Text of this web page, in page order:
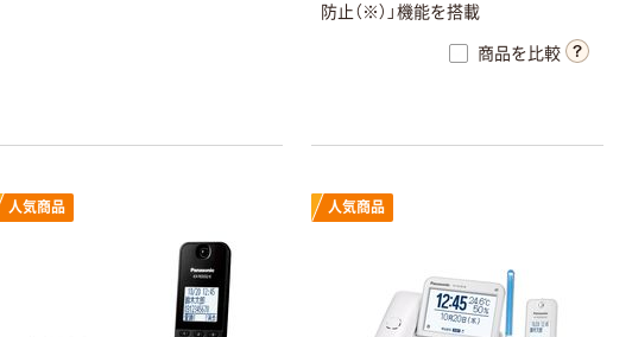
防止（※）」機能を搭載
商品を比較
人気商品 人気商品